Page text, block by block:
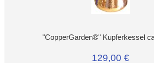
"CopperGarden®" Kupferkessel
129,00 €